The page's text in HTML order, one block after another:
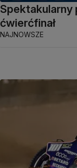
Spektakularny
ćwierćfinał
NAJNOWSZE